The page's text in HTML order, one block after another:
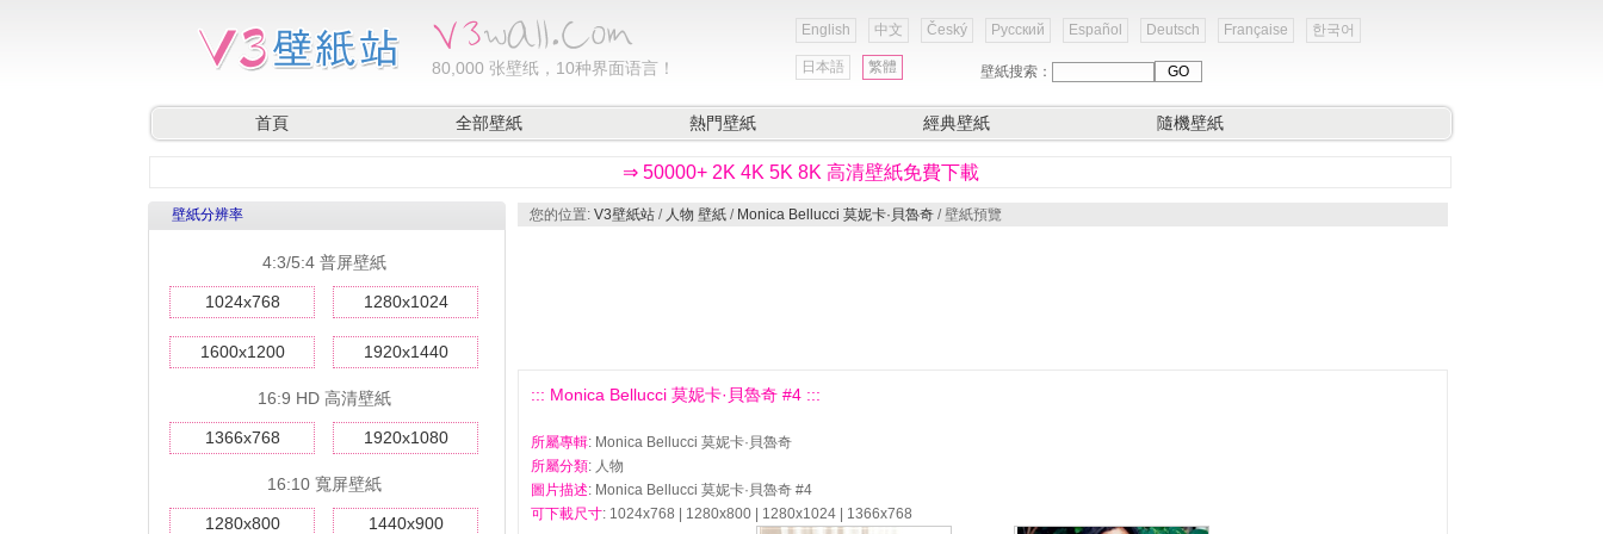
80,000 张壁纸，10种界面语言！
English 中文 Český Русский Español Deutsch Française 한국어
日本語 繁體 壁紙搜索：
首頁 全部壁紙 熱門壁紙 經典壁紙 隨機壁紙
⇒ 50000+ 2K 4K 5K 8K 高清壁紙免費下載
壁紙分辨率
4:3/5:4 普屏壁紙
1024x768 1280x1024
1600x1200 1920x1440
16:9 HD 高清壁紙
1366x768 1920x1080
16:10 寬屏壁紙
1280x800 1440x900
您的位置: V3壁紙站 / 人物 壁紙 / Monica Bellucci 莫妮卡·貝魯奇 / 壁紙預覽
::: Monica Bellucci 莫妮卡·貝魯奇 #4 :::
所屬專輯: Monica Bellucci 莫妮卡·貝魯奇
所屬分類: 人物
圖片描述: Monica Bellucci 莫妮卡·貝魯奇 #4
可下載尺寸: 1024x768 | 1280x800 | 1280x1024 | 1366x768